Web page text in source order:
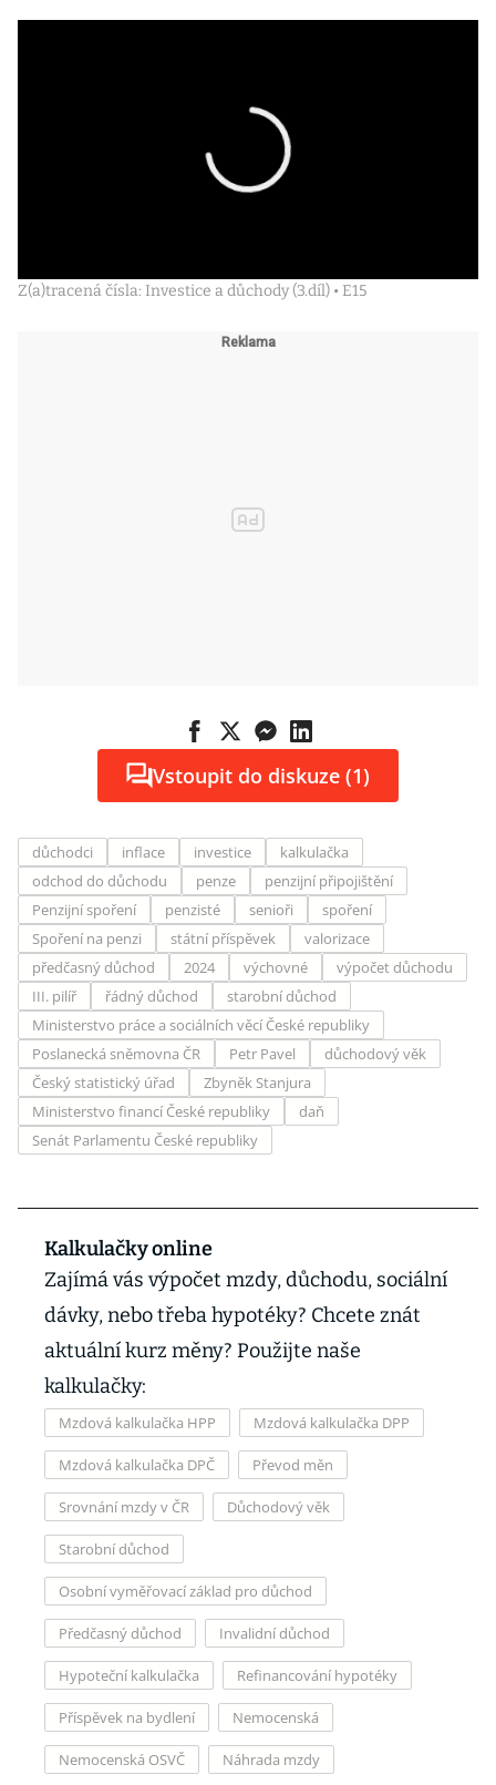
Z(a)tracená čísla: Investice a důchody (3.díl) • E15
Vstoupit do diskuze (1)
důchodci inflace investice
kalkulačka
odchod do důchodu
penze
penzijní připojištění
Penzijní spoření
penzisté senioři
spoření
Spoření na penzi
státní příspěvek
valorizace
předčasný důchod
2024 výchovné
výpočet důchodu
III. pilíř
řádný důchod
starobní důchod
Ministerstvo práce a sociálních věcí České republiky
Poslanecká sněmovna ČR
Petr Pavel
důchodový věk
Český statistický úřad
Zbyněk Stanjura
Ministerstvo financí České republiky
daň
Senát Parlamentu České republiky
Kalkulačky online
Zajímá vás výpočet mzdy, důchodu, sociální
dávky, nebo třeba hypotéky? Chcete znát
aktuální kurz měny? Použijte naše
kalkulačky:
Mzdová kalkulačka HPP Mzdová kalkulačka DPP
Mzdová kalkulačka DPČ Převod měn
Srovnání mzdy v ČR Důchodový věk
Starobní důchod
Osobní vyměřovací základ pro důchod
Předčasný důchod Invalidní důchod
Hypoteční kalkulačka Refinancování hypotéky
Příspěvek na bydlení Nemocenská
Nemocenská OSVČ Náhrada mzdy